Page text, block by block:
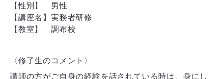
【性別】
男性
【講座名】 実務者研修
【教室】
調布校
〈修了生のコメント〉
講師の方がご自身の経験を話されている時は、身にし